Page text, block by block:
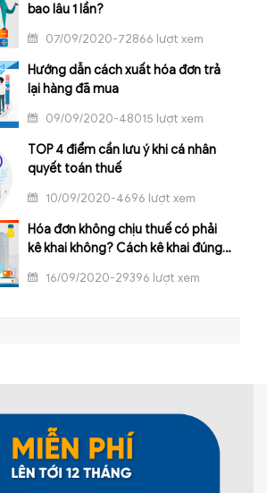
bao lâu 1 lần?
07/09/2020-72866 lượt xem
Hướng dẫn cách xuất hóa đơn trả
lại hàng đã mua
09/09/2020-48015 lượt xem
TOP 4 điểm cần lưu ý khi cá nhân
quyết toán thuế
10/09/2020-4696 lượt xem
Hóa đơn không chịu thuế có phải
kê khai không? Cách kê khai đúng
16/09/2020-29396 lượt xem